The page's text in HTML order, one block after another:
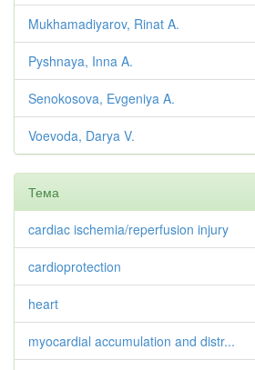
Mukhamadiyarov, Rinat A.
Pyshnaya, Inna A.
Senokosova, Evgeniya A.
Voevoda, Darya V.
Тема
cardiac ischemia/reperfusion injury
cardioprotection
heart
myocardial accumulation and distr...